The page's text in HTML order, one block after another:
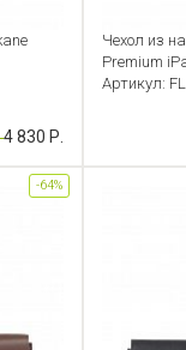
4 830 Р.
Чехол из
Premium
Артикул:
-64%